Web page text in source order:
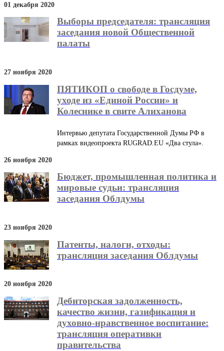
01 декабря 2020
Выборы председателя: трансляция
заседания новой Общественной
палаты
27 ноября 2020
ПЯТИКОП о свободе в Госдуме,
уходе из «Единой России» и
Колеснике в свите Алиханова
Интервью депутата Государственной Думы РФ в
рамках видеопроекта RUGRAD.EU «Два стула».
26 ноября 2020
Бюджет, промышленная политика и
мировые судьи: трансляция
заседания Облдумы
23 ноября 2020
Патенты, налоги, отходы:
трансляция заседания Облдумы
20 ноября 2020
Дебиторская задолженность,
качество жизни, газификация и
духовно-нравственное воспитание:
трансляция оперативки
правительства